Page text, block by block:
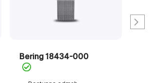
Bering 18434-000